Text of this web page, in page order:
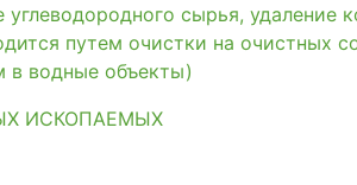
сырья, удаление
путем очистки на очистных
в водные объекты)
ИСКОПАЕМЫХ